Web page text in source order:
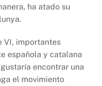
ha atado su
VI, importantes
española y catalana
encontrar una
el movimiento